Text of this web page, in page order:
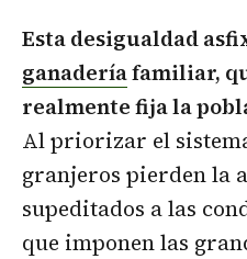
Esta desigualdad
ganaderíafamiliar,
realmente fija la
Al priorizar el
granjeros pierden la
supeditados a las
que imponen las